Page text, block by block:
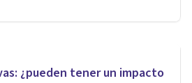
¿pueden tener un impacto